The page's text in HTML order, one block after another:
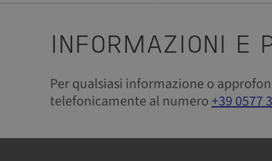
INFORMAZIONI E
Per qualsiasi informazione o
telefonicamente al numero+39 0577